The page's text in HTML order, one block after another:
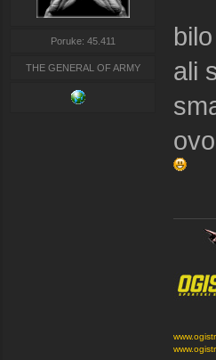
Poruke: 45.411
THE GENERAL OF ARMY
ali